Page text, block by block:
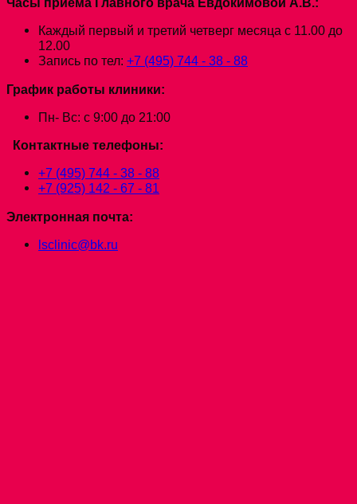
Каждый первый и третий четверг месяца с 11.00 до
12.00
Запись по тел: +7 (495) 744 - 38 - 88
График работы клиники:
Пн- Вс: с 9:00 до 21:00
Контактные телефоны:
+7 (495) 744 - 38 - 88
+7 (925) 142 - 67 - 81
Электронная почта:
lsclinic@bk.ru